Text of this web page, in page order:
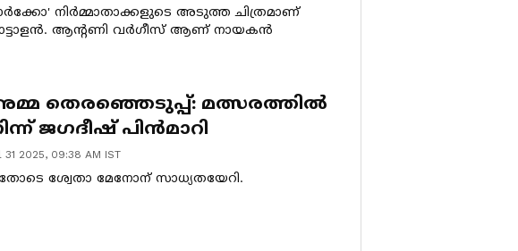
നിര്‍മ്മാതാക്കളുടെ അടുത്ത ചിത്രമാണ്
ആന്‍റണി വര്‍ഗീസ് ആണ് നായകന്‍
തെരഞ്ഞെടുപ്പ്: മത്സരത്തില്‍
ജഗദീഷ് പിൻമാറി
31 2025, 09:38 AM IST
ശ്വേതാ മേനോന് സാധ്യതയേറി.